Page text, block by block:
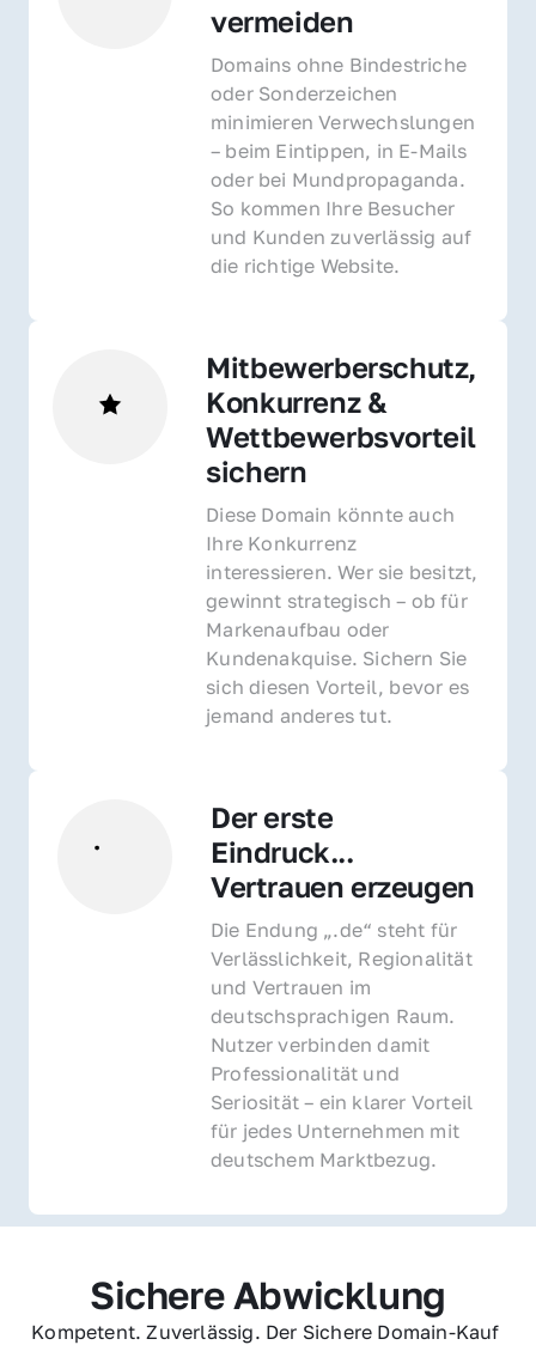
vermeiden
Domains ohne Bindestriche
oder Sonderzeichen
minimieren Verwechslungen
– beim Eintippen, in E-Mails
oder bei Mundpropaganda.
So kommen Ihre Besucher
und Kunden zuverlässig auf
die richtige Website.
Mitbewerberschutz,
Konkurrenz &
Wettbewerbsvorteil
sichern
Diese Domain könnte auch
Ihre Konkurrenz
interessieren. Wer sie besitzt,
gewinnt strategisch – ob für
Markenaufbau oder
Kundenakquise. Sichern Sie
sich diesen Vorteil, bevor es
jemand anderes tut.
Der erste
Eindruck...
Vertrauen erzeugen
Die Endung „.de“ steht für
Verlässlichkeit, Regionalität
und Vertrauen im
deutschsprachigen Raum.
Nutzer verbinden damit
Professionalität und
Seriosität – ein klarer Vorteil
für jedes Unternehmen mit
deutschem Marktbezug.
Sichere Abwicklung
Kompetent. Zuverlässig. Der Sichere Domain-Kauf